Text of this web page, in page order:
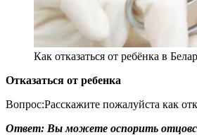
Как отказаться от ребёнка в
Отказаться от ребенка
Вопрос:Расскажите пожалуйста как
Ответ: Вы можете оспорить